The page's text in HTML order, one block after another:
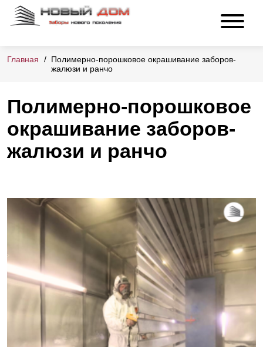
Главная
Полимерно-порошковое окрашивание заборов-
жалюзи и ранчо
Полимерно-порошковое
окрашивание заборов-
жалюзи и ранчо